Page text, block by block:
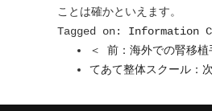
ことは確かといえます。
Tagged on: Information
＜ 前：海外での腎移
てあて整体スクール：